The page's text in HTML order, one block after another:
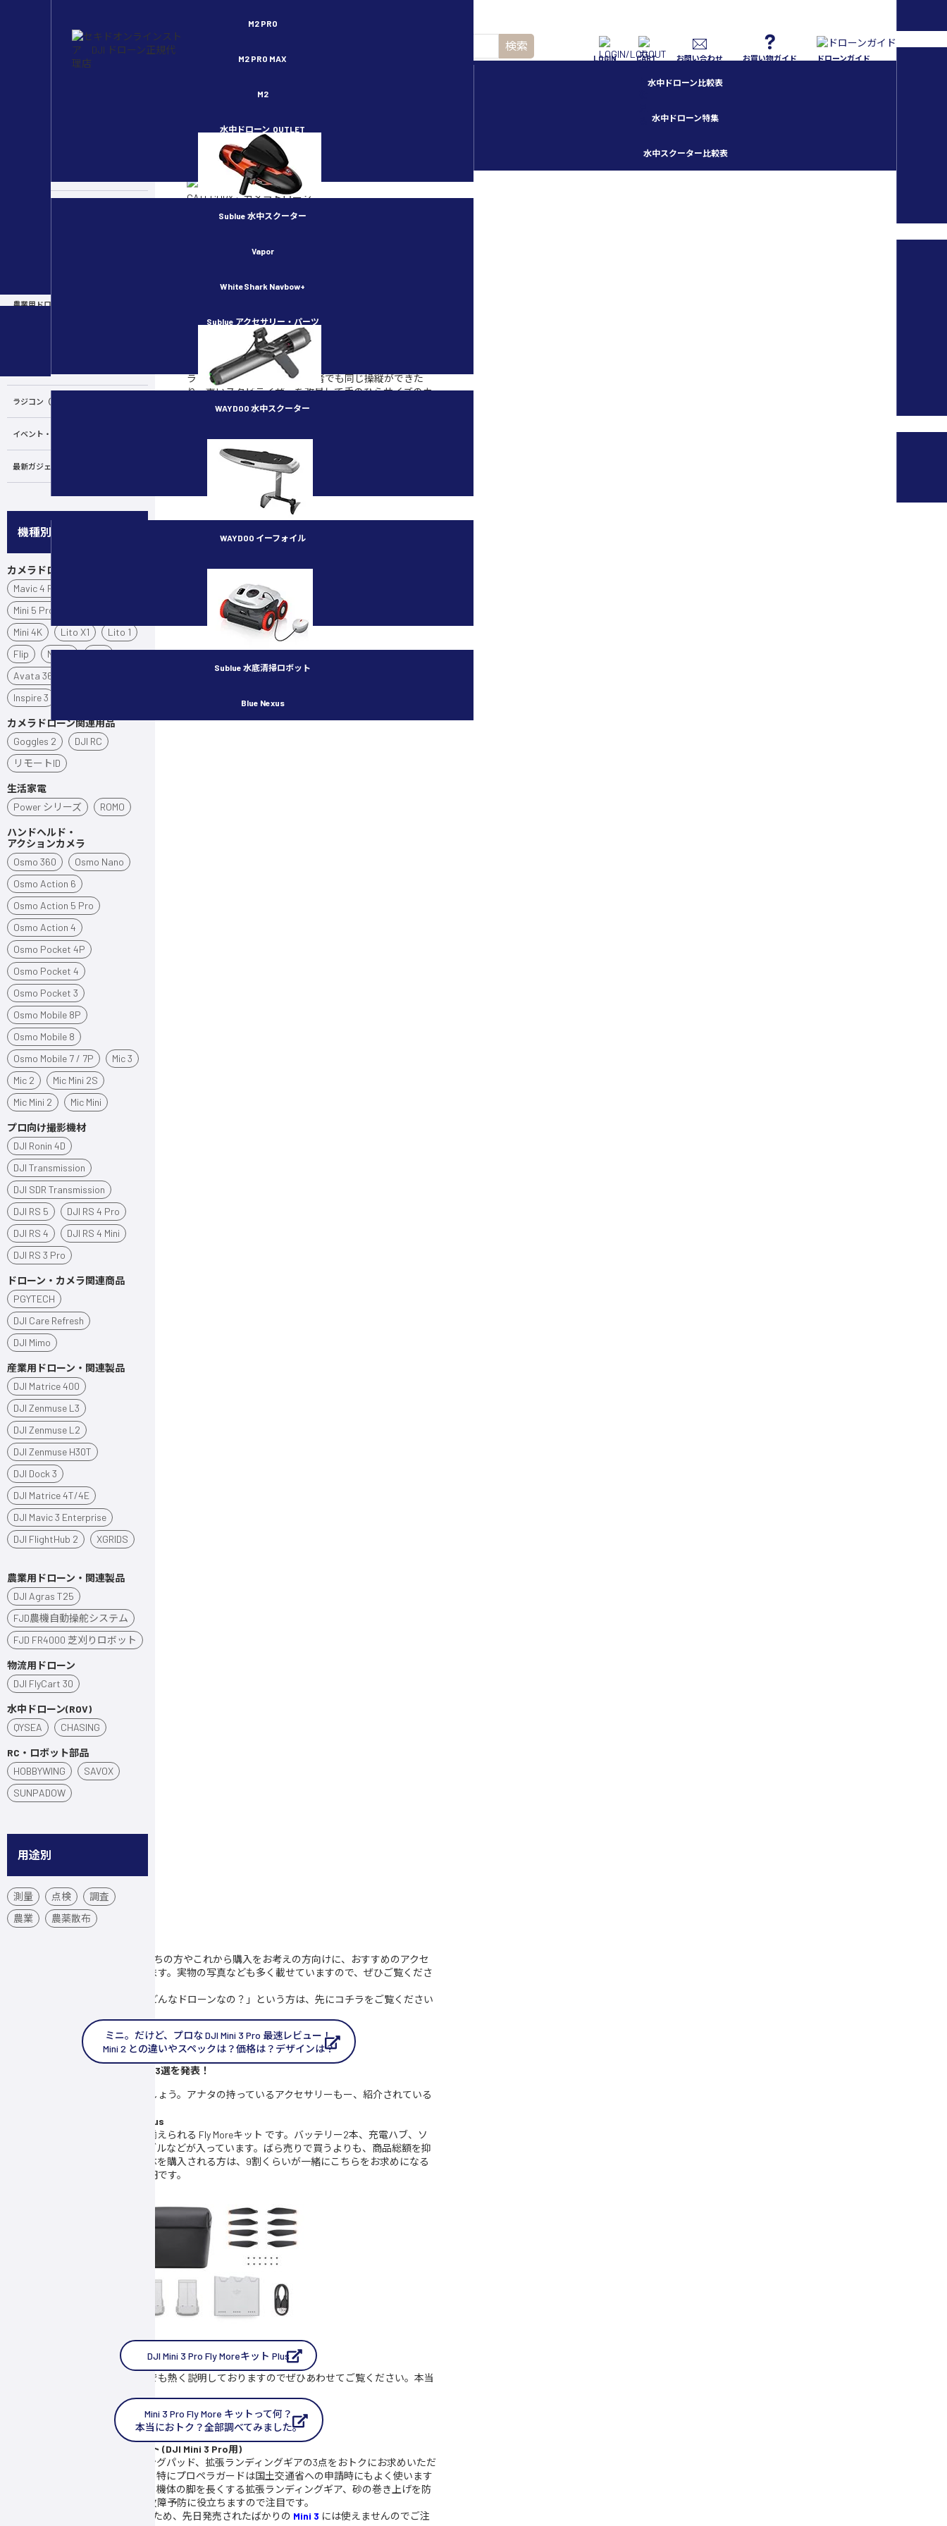
検索
LOGIN CART お問い合わせ お買い物ガイド ドローンガイド
M2 PRO
M2 PRO MAX
M2
水中ドローン OUTLET
Sublue 水中スクーター
Vapor
WhiteShark Navbow+
Sublue アクセサリー・パーツ
WAYDOO 水中スクーター
WAYDOO イーフォイル
Sublue 水底清掃ロボット
Blue Nexus
水中ドローン比較表
水中ドローン特集
水中スクーター比較表
農業用ドローン／スマート農業
ラジコン（RC）
イベント・講習会
最新ガジェット／その他
機種別
カメラドローン
Mavic 4 Pro
Mini 5 Pro
Mini 4K
Lito X1
Lito 1
Flip
Neo 2
Neo
Avata 360
Inspire 3
カメラドローン関連用品
Goggles 2
DJI RC
リモートID
生活家電
Power シリーズ
ROMO
ハンドヘルド・
アクションカメラ
Osmo 360
Osmo Nano
Osmo Action 6
Osmo Action 5 Pro
Osmo Action 4
Osmo Pocket 4P
Osmo Pocket 4
Osmo Pocket 3
Osmo Mobile 8P
Osmo Mobile 8
Osmo Mobile 7 / 7P
Mic 3
Mic 2
Mic Mini 2S
Mic Mini 2
Mic Mini
プロ向け撮影機材
DJI Ronin 4D
DJI Transmission
DJI SDR Transmission
DJI RS 5
DJI RS 4 Pro
DJI RS 4
DJI RS 4 Mini
DJI RS 3 Pro
ドローン・カメラ関連商品
PGYTECH
DJI Care Refresh
DJI Mimo
産業用ドローン・関連製品
DJI Matrice 400
DJI Zenmuse L3
DJI Zenmuse L2
DJI Zenmuse H30T
DJI Dock 3
DJI Matrice 4T/4E
DJI Mavic 3 Enterprise
DJI FlightHub 2
XGRIDS
農業用ドローン・関連製品
DJI Agras T25
FJD農機自動操舵システム
FJD FR4000 芝刈りロボット
物流用ドローン
DJI FlyCart 30
水中ドローン(ROV)
QYSEA
CHASING
RC・ロボット部品
HOBBYWING
SAVOX
SUNPADOW
用途別
測量 点検
調査
農業
農薬散布
カメラドローン
DJI Mini 3 Pro のおすすめアクセサリー3選！DJI CAMP
インストラクターが発表します
e.ikeda
CATEGORY :カメラドローン
UPDATE : 2022/12/20（火）
SHARE
LINEで送る
る」ツールであることだと思います。たとえばそれまで
指先の繊細な動きでしかコントロールできなかったノー
ズ・イン・サークル（ドローンの先端を一点の中心に向
け、円を描くようなフライト）の動きを、アクティブト
ラック機能で自動化して初心者でも同じ操縦ができた
り、重いスタビライザーを改良して手のひらサイズのカ
メラでもブレのない映像を撮影できたり、といったとこ
表のたび驚かされますね。近ごろ私は “DJI製品を誰でも
使いこなせるようにする記事を書くこと” が自身の使命
を既にお持ちの方やこれから購入をお考えの方向けに、おすすめのアクセ
サリーを紹介していきたいと思います。実物の写真なども多く載せていますので、ぜひご覧くださ
なお「そもそも DJI Mini 3 Pro ってどんなドローンなの？」という方は、先にコチラをご覧ください
ミニ。だけど、プロな DJI Mini 3 Pro 最速レビュー！
Mini 2 との違いやスペックは？価格は？デザインは？
Mini 3 Pro 用おすすめアクセサリー3選を発表！
それでは、具体的な紹介に移りましょう。アナタの持っているアクセサリーもー、紹介されている
1. DJI Mini 3 Pro Fly Moreキット Plus
まずはアクセサリー類をおトクに揃えられる Fly Moreキット です。バッテリー2本、充電ハブ、ソ
フトケース、予備プロペラ、ケーブルなどが入っています。ばら売りで買うよりも、商品総額を抑
えることができます。ストアで機体を購入される方は、9割くらいが一緒にこちらをお求めになる
印象です。販売価格は税込35,420円です。
DJI Mini 3 Pro Fly Moreキット Plus
この商品の詳細については、以下でも熱く説明しておりますのでぜひあわせてご覧ください。本当
Mini 3 Pro Fly More キットって何？
本当におトク？全部調べてみました。
2. ドローン空撮 アクセサリーキット (DJI Mini 3 Pro用)
次は、プロペラガード、ランディングパッド、拡張ランディングギアの3点をおトクにお求めいただ
ける「アクセサリーキット」です。特にプロペラガードは国土交通省への申請時にもよく使います
ので、持っておくといいですよね。機体の脚を長くする拡張ランディングギア、砂の巻き上げを防
いでくれるランディングパッドも故障予防に役立ちますので注目です。
なお、こちらは Mini 3 Pro 専用品のため、先日発売されたばかりの Mini 3 には使えませんのでご注